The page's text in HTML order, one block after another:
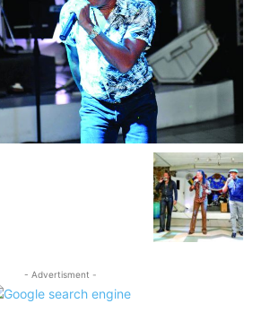
- Advertisment -